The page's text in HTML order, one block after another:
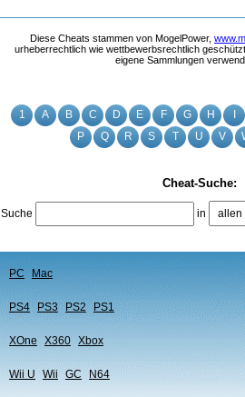
1 A B C D E F G H
P
Q R S T U V
Cheat-Suche:
Suche in
PC Mac
PS4 PS3 PS2 PS1
XOne X360 Xbox
Wii U Wii GC N64
Diese Cheats stammen von MogelPower,
urheberrechtlich wie wettbewerbsrechtlich
eigene Sammlungen